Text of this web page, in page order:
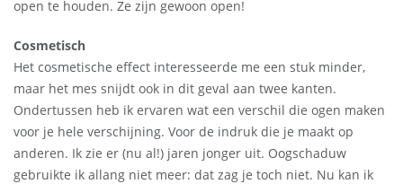
open te houden. Ze zijn gewoon open!
Cosmetisch
Het cosmetische effect interesseerde me een stuk minder,
maar het mes snijdt ook in dit geval aan twee kanten.
Ondertussen heb ik ervaren wat een verschil die ogen maken
voor je hele verschijning. Voor de indruk die je maakt op
anderen. Ik zie er (nu al!) jaren jonger uit. Oogschaduw
gebruikte ik allang niet meer: dat zag je toch niet. Nu kan ik